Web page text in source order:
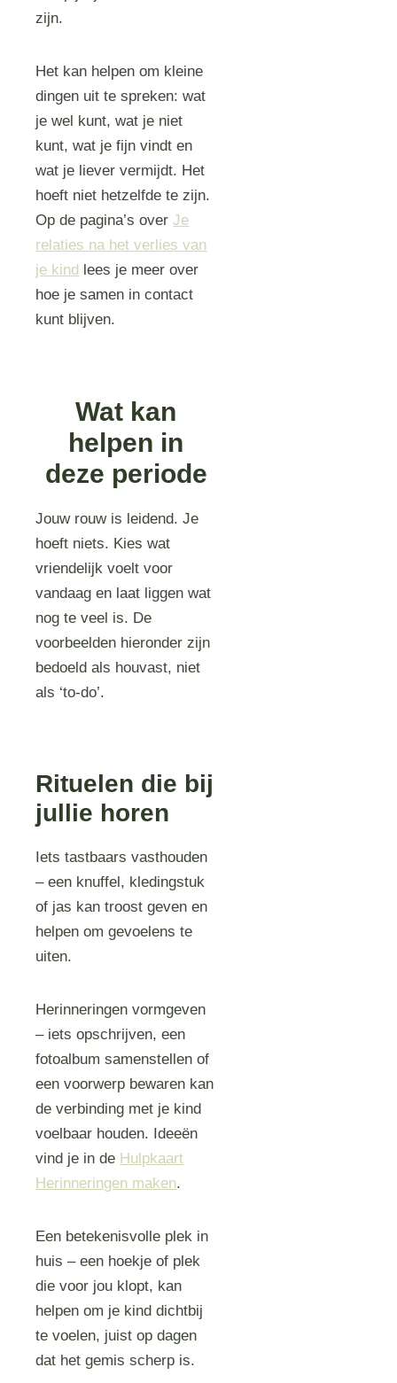
zijn.
Het kan helpen om kleine
dingen uit te spreken: wat
je wel kunt, wat je niet
kunt, wat je fijn vindt en
wat je liever vermijdt. Het
hoeft niet hetzelfde te zijn.
Op de pagina’s overJe
relaties na het verlies van
je kind lees je meer over
hoe je samen in contact
kunt blijven.
Wat kan
helpen in
deze periode
Jouw rouw is leidend. Je
hoeft niets. Kies wat
vriendelijk voelt voor
vandaag en laat liggen wat
nog te veel is. De
voorbeelden hieronder zijn
bedoeld als houvast, niet
als ‘to‑do’.
Rituelen die bij
jullie horen
Iets tastbaars vasthouden
– een knuffel, kledingstuk
of jas kan troost geven en
helpen om gevoelens te
uiten.
Herinneringen vormgeven
– iets opschrijven, een
fotoalbum samenstellen of
een voorwerp bewaren kan
de verbinding met je kind
voelbaar houden. Ideeën
vind je in de Hulpkaart
Herinneringen maken.
Een betekenisvolle plek in
huis – een hoekje of plek
die voor jou klopt, kan
helpen om je kind dichtbij
te voelen, juist op dagen
dat het gemis scherp is.